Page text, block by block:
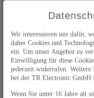
23.07.2018
Wir interessieren uns dafür,
daher Cookies und
ein. Um unser Angebot zu
Einwilligung für diese
jederzeit widerrufen. Weitere
bei der TR Electronic
Wenn Sie unter 16 Jahre alt